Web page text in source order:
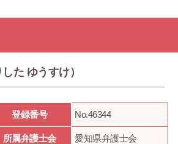
た ゆうすけ）
登録番号 No.46344
所属弁護士会 愛知県弁護士会